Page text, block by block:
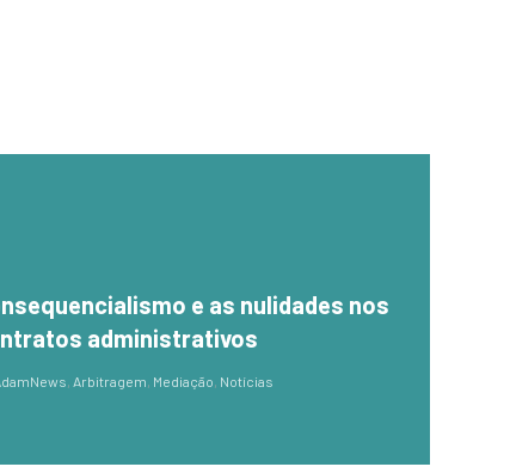
e as nulidades nos
administrativos
, Arbitragem, Mediação, Notícias